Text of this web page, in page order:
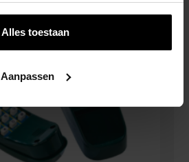
Alles toestaan
Aanpassen